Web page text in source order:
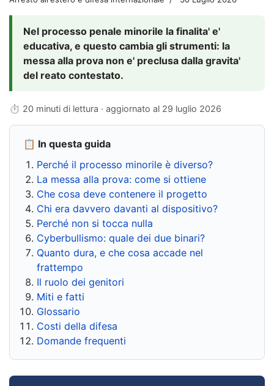
Nel processo penale minorile la finalita' e'
educativa, e questo cambia gli strumenti: la
messa alla prova non e' preclusa dalla gravita'
del reato contestato.
⏱ 20 minuti di lettura · aggiornato al 29 luglio 2026
📋 In questa guida
Perché il processo minorile è diverso?
La messa alla prova: come si ottiene
Che cosa deve contenere il progetto
Chi era davvero davanti al dispositivo?
Perché non si tocca nulla
Cyberbullismo: quale dei due binari?
Quanto dura, e che cosa accade nel
frattempo
Il ruolo dei genitori
Miti e fatti
Glossario
Costi della difesa
Domande frequenti